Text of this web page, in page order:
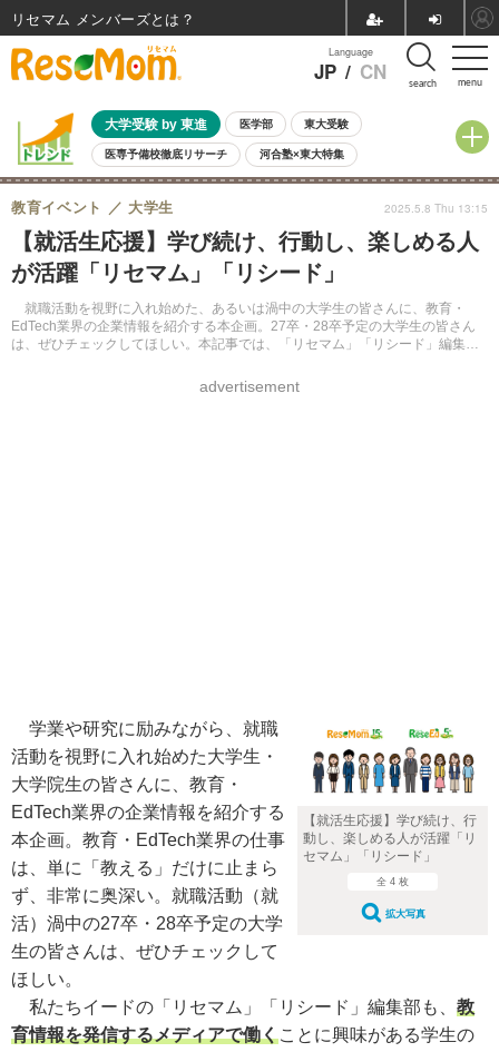
menu
Language
JP / CN search
大学受験 by 東進 医学部 東大受験
医専予備校徹底リサーチ 河合塾×東大特集
親子で考える大学選び 高校受験 中学受験 小学校受験
共通テスト 夏休み
8月開催イベント・WS 全国公立高校 過去問 人気記事
自由研究教材（小学生向け） 自由研究教材（中学生向け）
【就活生応援】学び続け、行動し、楽しめる人
が活躍「リセマム」「リシード」
就職活動を視野に入れ始めた、あるいは渦中の大学生の皆さんに、教育・
EdTech業界の企業情報を紹介する本企画。27卒・28卒予定の大学生の皆さん
は、ぜひチェックしてほしい。本記事では、「リセマム」「リシード」編集部
教育イベント 大学生
advertisement
2025.5.8 Thu 13:15
【就活生応援】学び続け、行
動し、楽しめる人が活躍「リ
セマム」「リシード」
全 4 枚
拡大写真
学業や研究に励みながら、就職
活動を視野に入れ始めた大学生・
大学院生の皆さんに、教育・
EdTech業界の企業情報を紹介する
本企画。教育・EdTech業界の仕事
は、単に「教える」だけに止まら
ず、非常に奥深い。就職活動（就
活）渦中の27卒・28卒予定の大学
生の皆さんは、ぜひチェックして
ほしい。
私たちイードの「リセマム」「リシード」編集部も、 教
育情報を発信するメディアで働くことに興味がある学生の
リセマム メンバーズ